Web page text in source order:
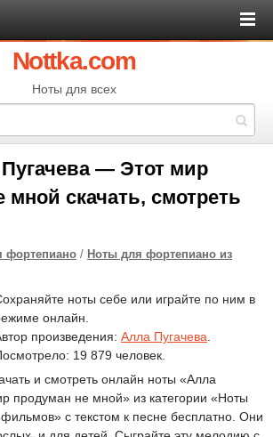
Nottka.com
Ноты для всех
— Этот мир
мной скачать, смотреть
фортепиано / Ноты для фортепиано из
ноты себе или играйте по ним в
онлайн.
произведения: Алла Пугачева
19 879 человек.
и смотреть онлайн ноты «Алла
продуман не мной» из категории «Ноты
с текстом к песне бесплатно. Они